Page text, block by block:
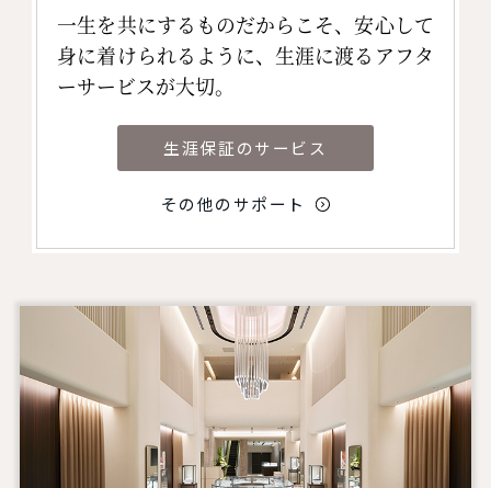
一生を共にするものだからこそ、安心して
身に着けられるように、生涯に渡るアフタ
ーサービスが大切。
生涯保証のサービス
その他のサポート